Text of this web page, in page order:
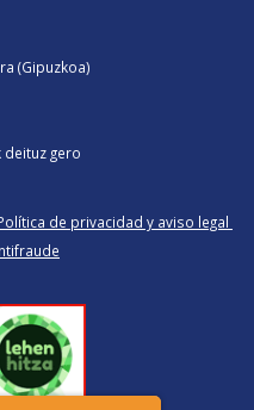
(Gipuzkoa)
deituz gero
de privacidad y aviso legal